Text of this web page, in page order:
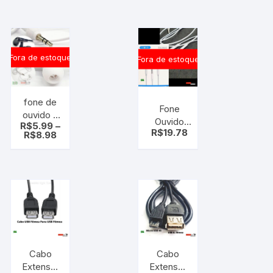
plugx
Fora de estoque
fone de
ouvido –
universal
simples-
ou preto
R$5.99 –
R$8.98
Fora de estoque
Fone
Ouvido
Intra C/
inteligente
com
redução
de ruido )
R$19.78
Cabo
Extensor
Cabo
Extensor